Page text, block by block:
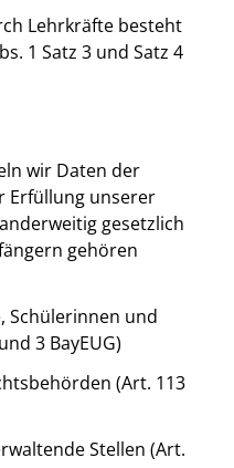
Lehrkräfte besteht
1 Satz 3 und Satz 4
wir Daten der
Erfüllung unserer
gesetzlich
gehören
Schülerinnen und
3 BayEUG)
(Art. 113
Stellen (Art.